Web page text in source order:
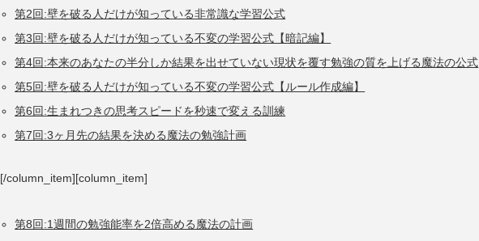
第2回:壁を破る人だけが知っている非常識な学習公式
第3回:壁を破る人だけが知っている不変の学習公式【暗記編】
第4回:本来のあなたの半分しか結果を出せていない現状を覆す勉強の質を上げる魔法の公式
第5回:壁を破る人だけが知っている不変の学習公式【ルール作成編】
第6回:生まれつきの思考スピードを秒速で変える訓練
第7回:3ヶ月先の結果を決める魔法の勉強計画
[/column_item][column_item]
第8回:1週間の勉強能率を2倍高める魔法の計画